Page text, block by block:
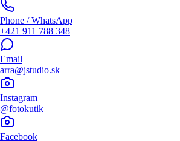
Phone / WhatsApp
+421 911 788 348
Email
arra@jstudio.sk
Instagram
@fotokutik
Facebook